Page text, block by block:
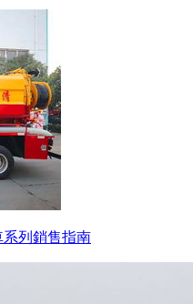
列銷售指南